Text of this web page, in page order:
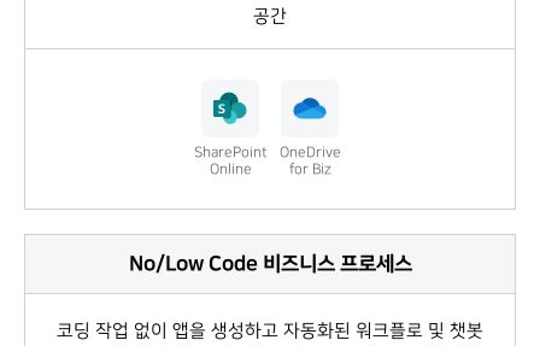
공간
SharePoint
Online
OneDrive
for Biz
No/Low Code 비즈니스 프로세스
코딩 작업 없이 앱을 생성하고 자동화된 워크플로 및 챗봇